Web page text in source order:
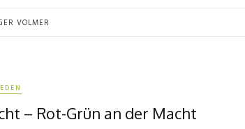
VOLMER
– Rot-Grün an der Macht